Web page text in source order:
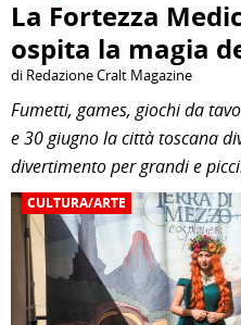
La Fortezza
ospita la magia
di Redazione Cralt Magazine
Fumetti, games, giochi da
e 30 giugno la città toscana
divertimento per grandi e
CULTURA/ARTE